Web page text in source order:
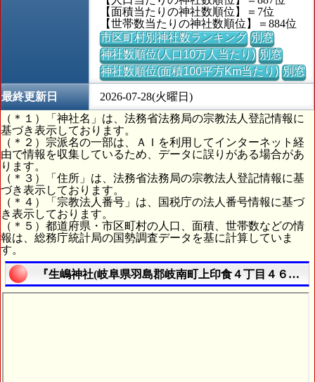
【面積当たりの神社数順位】＝7位
【世帯数当たりの神社数順位】＝884位
市区町村別神社数ランキング 別窓
神社数順位(人口10万人当たり) 別窓
神社数順位(面積100平方Km当たり) 別窓
最終更新日
2026-07-28(火曜日)
（＊１）「神社名」は、法務省法務局の宗教法人登記情報に
基づき表示しております。
（＊２）宗派名の一部は、ＡＩを利用してインターネット経
由で情報を収集しているため、データに誤りがある場合があ
ります。
（＊３）「住所」は、法務省法務局の宗教法人登記情報に基
づき表示しております。
（＊４）「宗教法人番号」は、国税庁の法人番号情報に基づ
き表示しております。
（＊５）都道府県・市区町村の人口、面積、世帯数などの情
報は、総務庁統計局の国勢調査データを基に計算していま
す。
『生嶋神社(岐阜県羽島郡岐南町上印食４丁目４６番